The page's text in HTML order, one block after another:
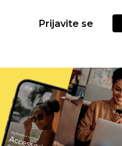
Prijavite se